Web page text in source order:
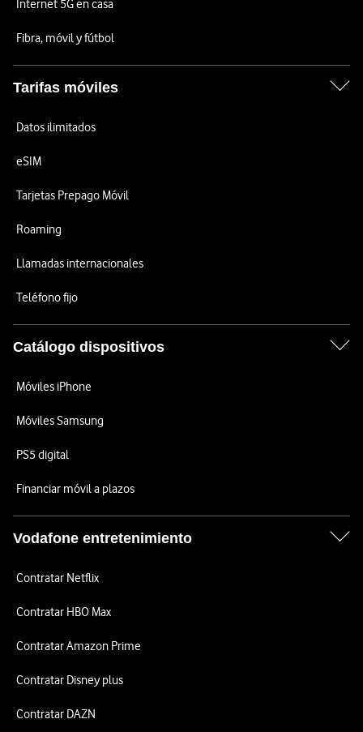
Internet 5G en casa
Fibra, móvil y fútbol
Tarifas móviles
Datos ilimitados
eSIM
Tarjetas Prepago Móvil
Roaming
Llamadas internacionales
Teléfono fijo
Catálogo dispositivos
Móviles iPhone
Móviles Samsung
PS5 digital
Financiar móvil a plazos
Vodafone entretenimiento
Contratar Netflix
Contratar HBO Max
Contratar Amazon Prime
Contratar Disney plus
Contratar DAZN